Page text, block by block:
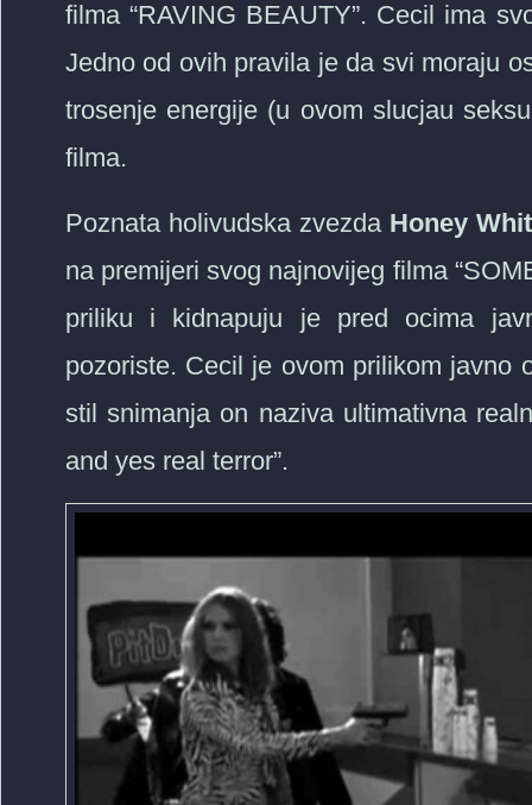
filma “RAVING BEAUTY”. Cecil ima
Jedno od ovih pravila je da svi moraju
trosenje energije (u ovom slucjau
filma.
Poznata holivudska zvezda Honey
na premijeri svog najnovijeg filma
priliku i kidnapuju je pred ocima
pozoriste. Cecil je ovom prilikom javno
stil snimanja on naziva ultimativna
and yes real terror”.